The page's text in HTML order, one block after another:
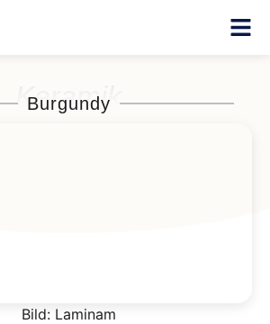
Keramik
Burgundy
Bild: Laminam